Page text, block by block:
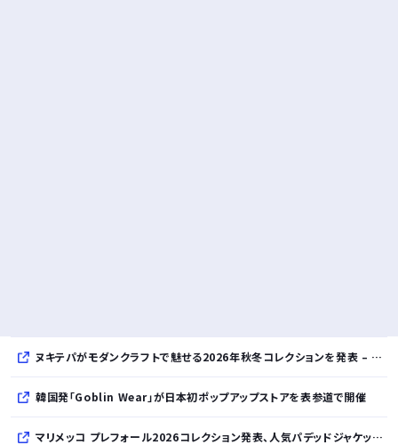
ヌキテパがモダンクラフトで魅せる2026年秋冬コレクションを発表 – インド・アムリトサルで織り上げたウールなど手仕事の美しさを現代的に昇華
韓国発「Goblin Wear」が日本初ポップアップストアを表参道で開催
マリメッコ プレフォール2026コレクション発表、人気パデッドジャケットの日本限定カラーも登場